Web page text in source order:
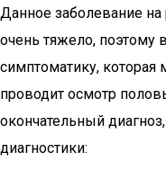
Данное заболевание на
очень тяжело, поэтому
симптоматику,
проводит осмотр
окончательный
диагностики: